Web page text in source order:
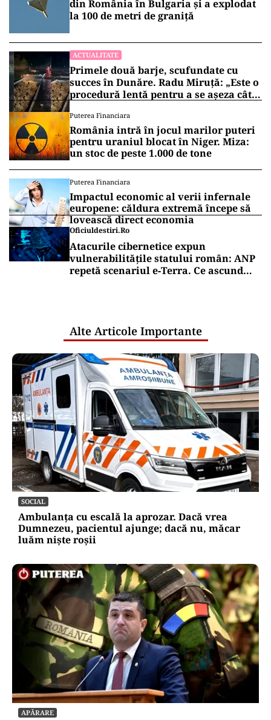
din România în Bulgaria şi a explodat
la 100 de metri de graniţă
ACTUALITATE
Primele două barje, scufundate cu
succes în Dunăre. Radu Miruță: „Este o
procedură lentă pentru a se așeza cât
Puterea Financiara
România intră în jocul marilor puteri
pentru uraniul blocat în Niger. Miza:
un stoc de peste 1.000 de tone
Puterea Financiara
Impactul economic al verii infernale
europene: căldura extremă începe să
lovească direct economia
Oficiuldestiri.ro
Atacurile cibernetice expun
vulnerabilitățile statului român: ANP
repetă scenariul e‑Terra. Ce ascund
Alte Articole Importante
SOCIAL
Ambulanța cu escală la aprozar. Dacă vrea
Dumnezeu, pacientul ajunge; dacă nu, măcar
luăm niște roșii
APĂRARE